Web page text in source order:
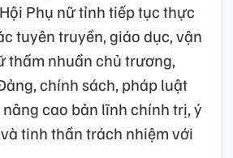
Phụ nữ tỉnh tiếp tục thực
tuyên truyền, giáo dục, vận
thấm nhuần chủ trương,
chính sách, pháp luật
cao bản lĩnh chính trị, ý
tinh thần trách nhiệm với